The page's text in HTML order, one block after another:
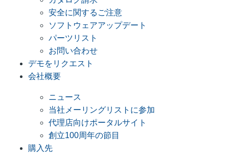
安全に関するご注意
ソフトウェアアップデート
パーツリスト
お問い合わせ
デモをリクエスト
会社概要
ニュース
当社メーリングリストに参加
代理店向けポータルサイト
創立100周年の節目
購入先